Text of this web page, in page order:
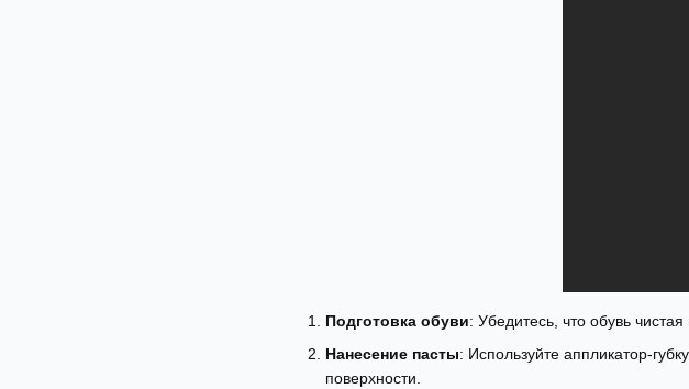
Подготовка обуви: Убедитесь, что обувь
Нанесение пасты: Используйте аппликатор-
поверхности.